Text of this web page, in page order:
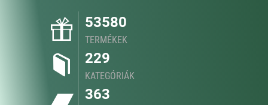
53580
TERMÉKEK
229
KATEGÓRIÁK
363